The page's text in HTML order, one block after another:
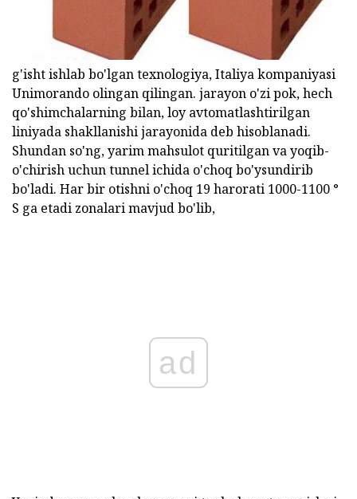
g'isht ishlab bo'lgan texnologiya, Italiya kompaniyasi
Unimorando olingan qilingan. jarayon o'zi pok, hech
qo'shimchalarning bilan, loy avtomatlashtirilgan
liniyada shakllanishi jarayonida deb hisoblanadi.
Shundan so'ng, yarim mahsulot quritilgan va yoqib-
o'chirish uchun tunnel ichida o'choq bo'ysundirib
bo'ladi. Har bir otishni o'choq 19 harorati 1000-1100 °
S ga etadi zonalari mavjud bo'lib,
ad